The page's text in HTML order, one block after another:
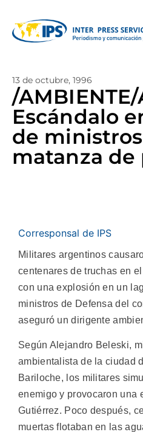
13 de octubre, 1996
/AMBIENTE/
Escándalo
de
matanza de
Corresponsal de IPS
Militares argentinos
centenares de truchas en
con una explosión en un
ministros de Defensa del
aseguró un dirigente
Según Alejandro Beleski,
ambientalista de la ciudad
Bariloche, los militares
enemigo y provocaron una
Gutiérrez. Poco después,
muertas flotaban en las